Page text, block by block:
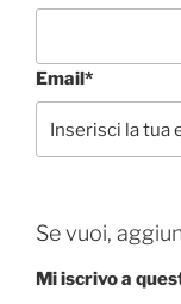
Email*
Se vuoi,
Mi iscrivo a